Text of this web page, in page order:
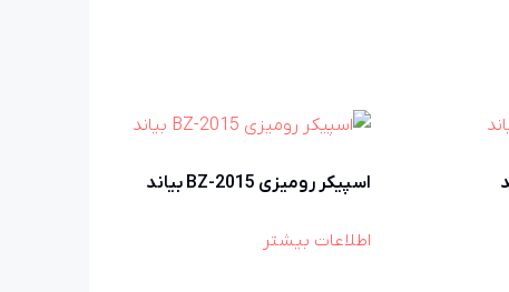
اسپیکر رومیزی BZ-2015 بیاند
اطلاعات بیشتر